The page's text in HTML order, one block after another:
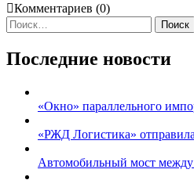
Комментариев (0)
Найти:
Последние новости
«Окно» параллельного
«РЖД Логистика»
Автомобильный мост между